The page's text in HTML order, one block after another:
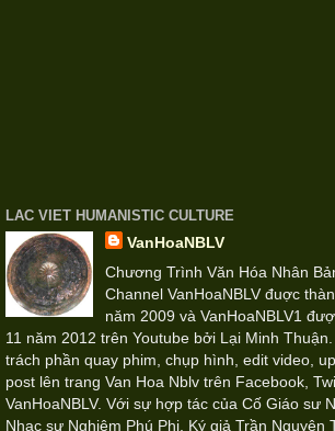
LAC VIET HUMANISTIC CULTURE
VanHoaNBLV
Chương Trình Văn Hóa Nhân
Channel VanHoaNBLV đuợc
năm 2009 và VanHoaNBLV1
11 năm 2012 trên Youtube bởi Lại Minh
trách phần quay phim, chụp hình, edit video,
post lên trang Van Hoa Nblv trên Facebook,
VanHoaNBLV. Với sự hợp tác của Cố Giáo sư
Nhạc sư Nghiêm Phú Phi, Ký giả Trần Nguyên